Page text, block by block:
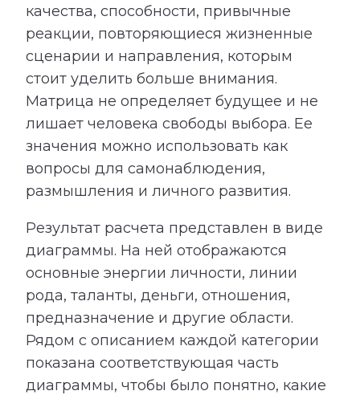
качества, способности, привычные
реакции, повторяющиеся жизненные
сценарии и направления, которым
стоит уделить больше внимания.
Матрица не определяет будущее и не
лишает человека свободы выбора. Ее
значения можно использовать как
вопросы для самонаблюдения,
размышления и личного развития.
Результат расчета представлен в виде
диаграммы. На ней отображаются
основные энергии личности, линии
рода, таланты, деньги, отношения,
предназначение и другие области.
Рядом с описанием каждой категории
показана соответствующая часть
диаграммы, чтобы было понятно, какие